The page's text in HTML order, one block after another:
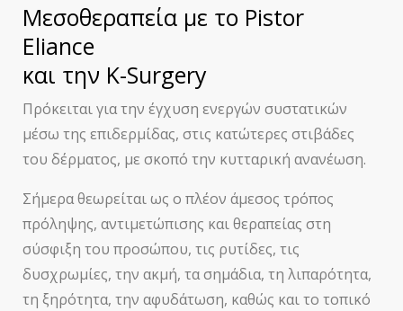
Μεσοθεραπεία με το Pistor
Eliance
και την K-Surgery
Πρόκειται για την έγχυση ενεργών συστατικών
μέσω της επιδερμίδας, στις κατώτερες στιβάδες
του δέρματος, με σκοπό την κυτταρική ανανέωση.
Σήμερα θεωρείται ως ο πλέον άμεσος τρόπος
πρόληψης, αντιμετώπισης και θεραπείας στη
σύσφιξη του προσώπου, τις ρυτίδες, τις
δυσχρωμίες, την ακμή, τα σημάδια, τη λιπαρότητα,
τη ξηρότητα, την αφυδάτωση, καθώς και το τοπικό